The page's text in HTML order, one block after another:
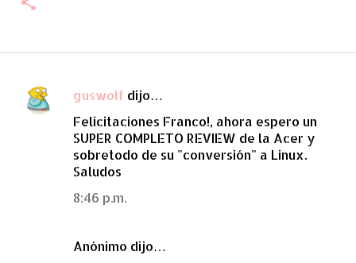
C
guswolf dijo…
Felicitaciones Franco!, ahora espero un
SUPER COMPLETO REVIEW de la Acer y
sobretodo de su "conversión" a Linux.
Saludos
8:46 p.m.
Anónimo dijo…